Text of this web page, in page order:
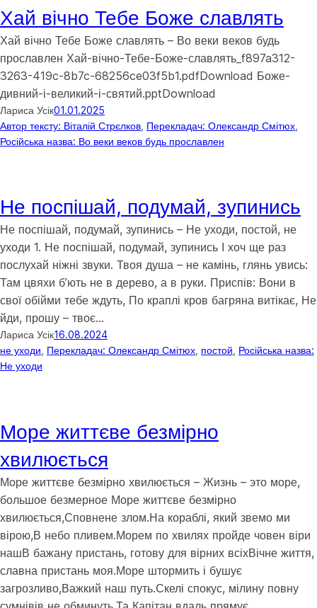
Хай вічно Тебе Боже славлять
Хай вічно Тебе Боже славлять – Во веки веков будь
прославлен Хай-вічно-Тебе-Боже-славлять_f897a312-
3263-419c-8b7c-68256ce03f5b1.pdfDownload Боже-
дивний-і-великий-і-святий.pptDownload
Лариса Усік01.01.2025
Автор тексту: Віталій Стрєлков Перекладач: Олександр Смітюх
Російська назва: Во веки веков будь прославлен
Не поспішай, подумай, зупинись
Не поспішай, подумай, зупинись – Не уходи, постой, не
уходи 1. Не поспішай, подумай, зупинись І хоч ще раз
послухай ніжні звуки. Твоя душа – не камінь, глянь увись:
Там цвяхи б’ють не в дерево, а в руки. Приспів: Вони в
свої обійми тебе ждуть, По краплі кров багряна витікає, Не
йди, прошу – твоє…
Лариса Усік16.08.2024
не уходи Перекладач: Олександр Смітюх постой Російська назва:
Не уходи
Море життєве безмірно
хвилюється
Море життєве безмірно хвилюється – Жизнь – это море,
большое безмерное Море життєве безмірно
хвилюється,Сповнене злом.На кораблі, який звемо ми
вірою,В небо пливем.Морем по хвилях пройде човен віри
нашВ бажану пристань, готову для вірних всіхВічне життя,
славна пристань моя.Море штормить і бушує
загрозливо,Важкий наш путь.Скелі спокус, мілину повну